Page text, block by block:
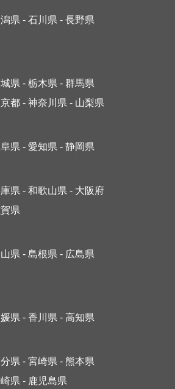
県 - 石川県 - 長野県
県 - 栃木県 - 群馬県
都 - 神奈川県 - 山梨県
県 - 愛知県 - 静岡県
県 - 和歌山県 - 大阪府
県
県 - 島根県 - 広島県
県 - 香川県 - 高知県
県 - 宮崎県 - 熊本県
県 - 鹿児島県